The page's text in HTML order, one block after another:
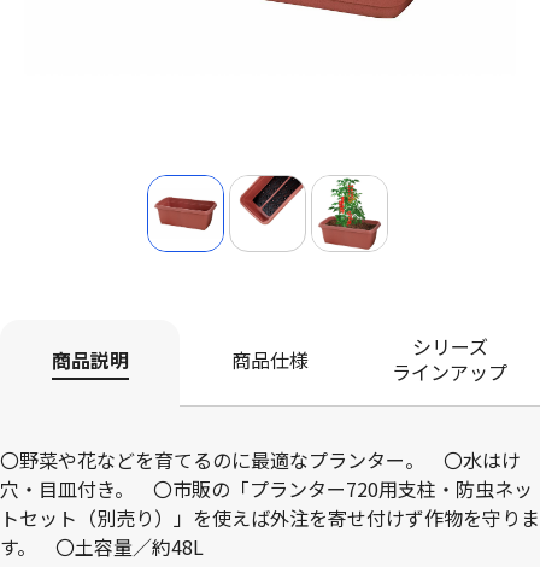
商品説明 商品仕様
シリーズ
ラインアップ
〇野菜や花などを育てるのに最適なプランター。 〇水はけ
穴・目皿付き。 〇市販の「プランター720用支柱・防虫ネッ
トセット（別売り）」を使えば外注を寄せ付けず作物を守りま
す。 〇土容量／約48L